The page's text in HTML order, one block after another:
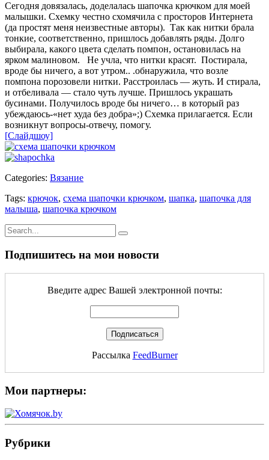
Сегодня довязалась, доделалась шапочка крючком для моей
малышки. Схемку честно схомячила с просторов Интернета
(да простят меня неизвестные авторы). Так как нитки брала
тонкие, соответственно, пришлось добавлять ряды. Долго
выбирала, какого цвета сделать помпон, остановилась на
ярком малиновом. Не учла, что нитки красят. Постирала,
вроде бы ничего, а вот утром.. .обнаружила, что возле
помпона порозовели нитки. Расстроилась — жуть. И стирала,
и отбеливала — стало чуть лучше. Пришлось украшать
бусинами. Получилось вроде бы ничего… в который раз
убеждаюсь-«нет худа без добра»;) Схемка прилагается. Если
возникнут вопросы-отвечу, помогу.
[Слайдшоу]
Categories: Вязание
Tags: крючок, схема шапочки крючком, шапка, шапочка для
малыша, шапочка крючком
Подпишитесь на мои новости
Введите адрес Вашей электронной почты:
Рассылка FeedBurner
Мои партнеры:
Рубрики